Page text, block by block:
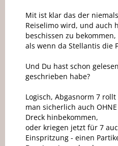
Mit ist klar das der
Reiselimo wird, und auch
beschissen zu bekommen,
als wenn da Stellantis die
Und Du hast schon
geschrieben habe?
Logisch, Abgasnorm 7
man sicherlich auch
Dreck hinbekommen,
oder kriegen jetzt für 7
Einspritzung - einen